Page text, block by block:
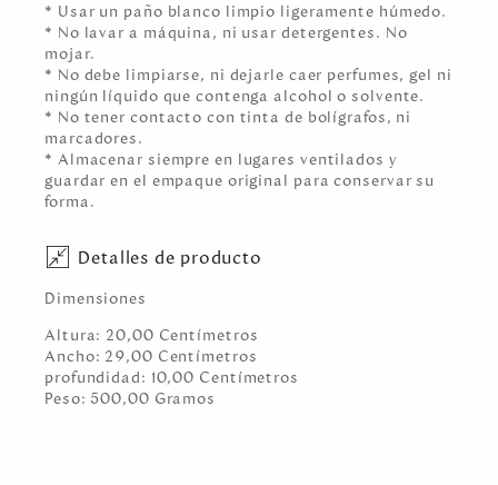
* Usar un paño blanco limpio ligeramente húmedo.
* No lavar a máquina, ni usar detergentes. No
mojar.
* No debe limpiarse, ni dejarle caer perfumes, gel ni
ningún líquido que contenga alcohol o solvente.
* No tener contacto con tinta de bolígrafos, ni
marcadores.
* Almacenar siempre en lugares ventilados y
guardar en el empaque original para conservar su
forma.
Detalles de producto
Dimensiones
Altura: 20,00 Centímetros
Ancho: 29,00 Centímetros
profundidad: 10,00 Centímetros
Peso:500,00 Gramos